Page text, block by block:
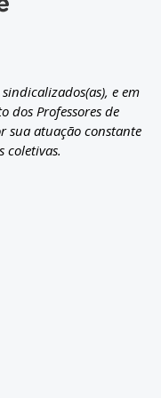
e em
dos Professores de
sua atuação constante
coletivas.